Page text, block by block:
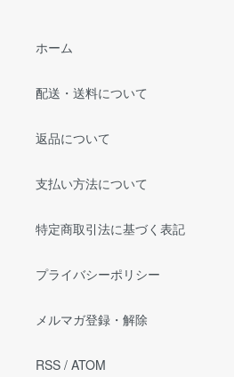
ホーム
配送・送料について
返品について
支払い方法について
特定商取引法に基づく表記
プライバシーポリシー
メルマガ登録・解除
RSS / ATOM